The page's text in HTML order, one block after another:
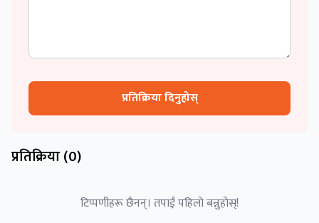
प्रतिक्रिया दिनुहोस्
प्रतिक्रिया (0)
टिप्पणीहरू छैनन्। तपाईं पहिलो बन्नुहोस्!